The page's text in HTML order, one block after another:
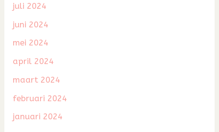
juli 2024
juni 2024
mei 2024
april 2024
maart 2024
februari 2024
januari 2024